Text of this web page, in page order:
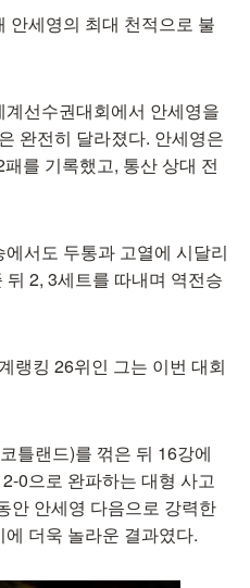
안세영의 최대 천적으로 불
선수권대회에서 안세영을
완전히 달라졌다. 안세영은
를 기록했고, 통산 상대 전
서도 두통과 고열에 시달리
2, 3세트를 따내며 역전승
랭킹 26위인 그는 이번 대회
틀랜드)를 꺾은 뒤 16강에
0으로 완파하는 대형 사고
안 안세영 다음으로 강력한
더욱 놀라운 결과였다.